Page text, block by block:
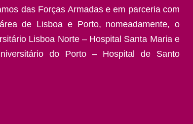
das Forças Armadas e em parceria com
de Lisboa e Porto, nomeadamente, o
Lisboa Norte – Hospital Santa Maria e
do Porto – Hospital de Santo